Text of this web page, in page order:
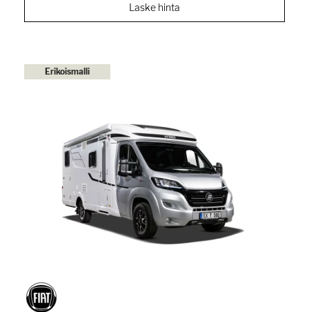
Laske hinta
Erikoismalli